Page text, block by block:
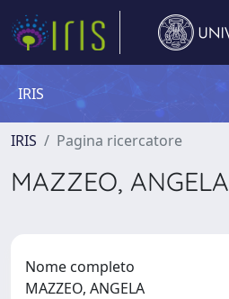
IRIS
IRIS Pagina ricercatore
MAZZEO, ANGELA
Nome completo
MAZZEO, ANGELA